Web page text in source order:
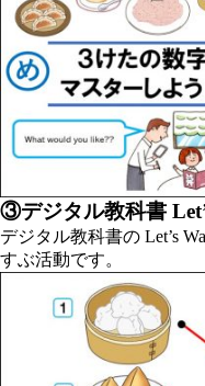
③デジタル教科書
デジタル教科書の Let’s
すぶ活動です。